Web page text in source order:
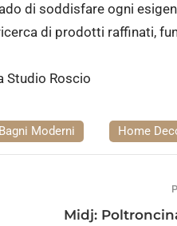
di soddisfare ogni
di prodotti raffinati,
Studio Roscio
Bagni Moderni Home
Midj: